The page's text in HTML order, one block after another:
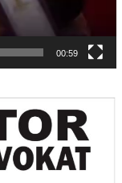
00:59